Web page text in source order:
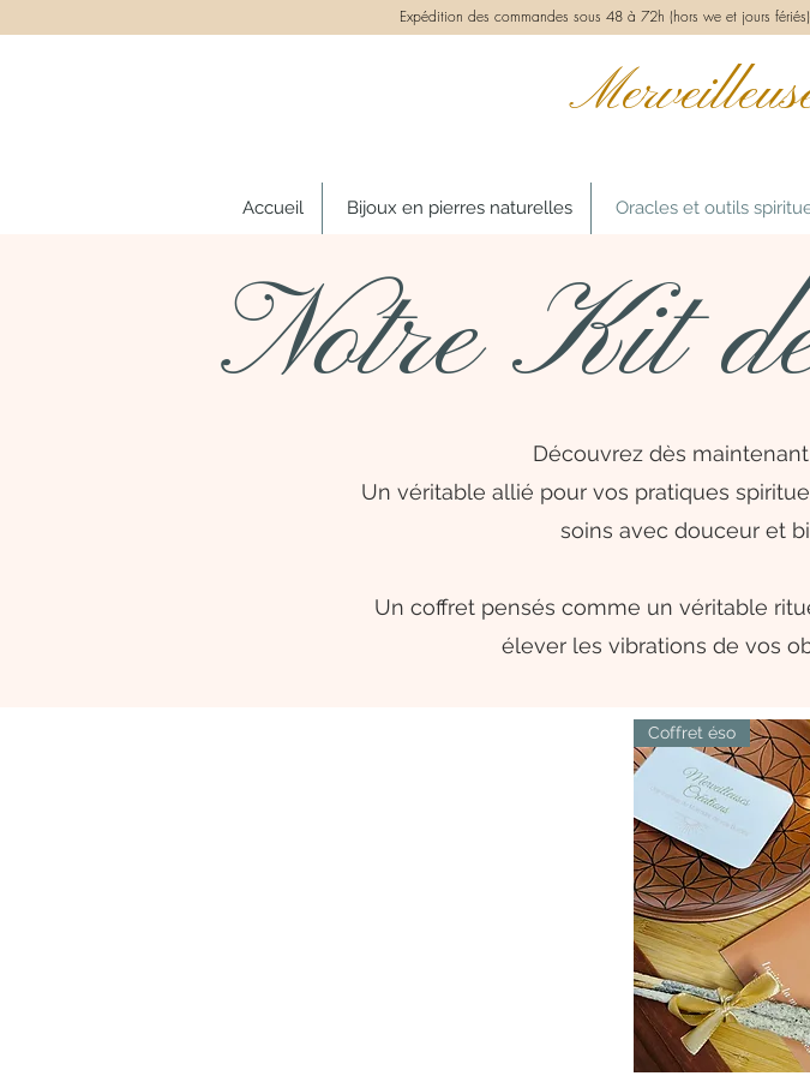
Expédition des commandes sous 48 à 72h (hors we et jours
Accueil Bijoux en pierres naturelles Oracles et outils
Notre Kit
Découvrez dès
Un véritable allié pour vos pratiques
soins avec douceur et
Un coffret pensés comme un véritable
élever les vibrations de vos
Coffret éso